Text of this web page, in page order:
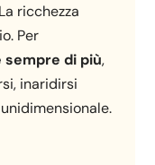
ricchezza
Per
sempre di più,
inaridirsi